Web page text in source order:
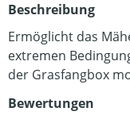
Beschreibung
Ermöglicht das
extremen
der Grasfangbox
Bewertungen